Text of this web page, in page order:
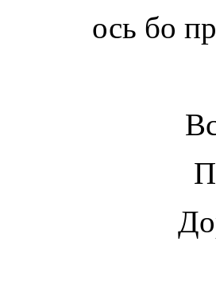
ось бо